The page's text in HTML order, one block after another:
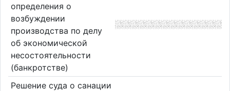
определения о
возбуждении
производства по делу
об экономической
несостоятельности
(банкротстве)
Решение суда о санации